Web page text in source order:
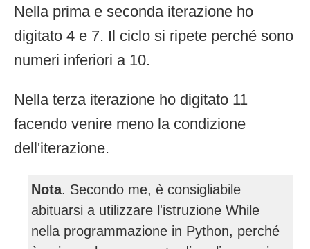
Nella prima e seconda iterazione ho
digitato 4 e 7. Il ciclo si ripete perché sono
numeri inferiori a 10.
Nella terza iterazione ho digitato 11
facendo venire meno la condizione
dell'iterazione.
Nota. Secondo me, è consigliabile
abituarsi a utilizzare l'istruzione While
nella programmazione in Python, perché